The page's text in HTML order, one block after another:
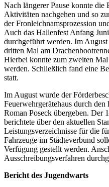
Nach längerer Pause konnte die
Aktivitäten nachgehen und so
der Fronleichnamsprozession
Auch das Hallenfest Anfang
durchgeführt werden. Im
dritten Mal am
Hierbei konnte zum zweiten
werden. Schließlich fand eine
statt.
Im August wurde der
Feuerwehrgerätehaus durch den
Roman Poseck übergeben. Der
berichtete über den aktuellen
Leistungsverzeichnisse für die
Fahrzeuge im Städteverbund
Verfügung gestellt werden.
Ausschreibungsverfahren
Bericht des Jugendwarts